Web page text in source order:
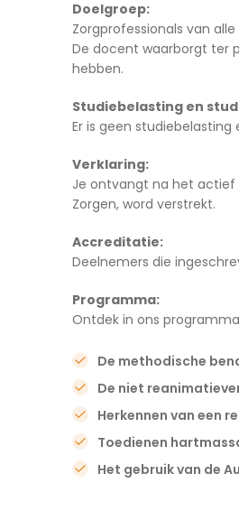
Doelgroep:
Zorgprofessionals van
De docent waarborgt ter
hebben.
Studiebelasting en
Er is geen
Verklaring:
Je ontvangt na het actief
Zorgen, word verstrekt.
Accreditatie:
Deelnemers die
Programma:
Ontdek in ons
De methodische
De niet
Herkennen van een
Toedienen
Het gebruik van de